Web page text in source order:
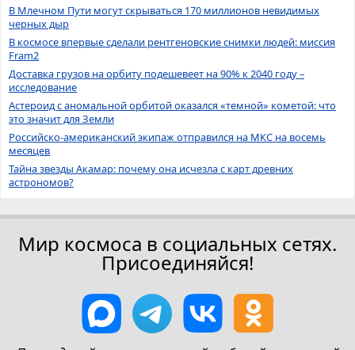
В Млечном Пути могут скрываться 170 миллионов невидимых
черных дыр
В космосе впервые сделали рентгеновские снимки людей: миссия
Fram2
Доставка грузов на орбиту подешевеет на 90% к 2040 году –
исследование
Астероид с аномальной орбитой оказался «темной» кометой: что
это значит для Земли
Российско-американский экипаж отправился на МКС на восемь
месяцев
Тайна звезды Акамар: почему она исчезла с карт древних
астрономов?
Мир космоса в социальных сетях.
Присоединяйся!